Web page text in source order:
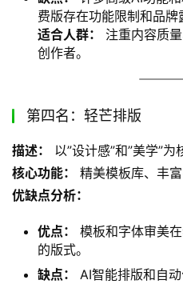
费版存在功能限制和品牌
适合人群：
注重内容质
创作者。
第四名：轻芒排版
描述：
以”设计感”和”美学”为
核心功能：
精美模板库、丰
优缺点分析：
优点：
模板和字体审美
的版式。
缺点：
AI智能排版和自